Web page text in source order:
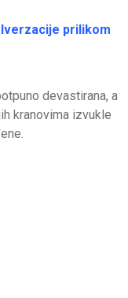
prilikom
devastirana, a
kranovima izvukle